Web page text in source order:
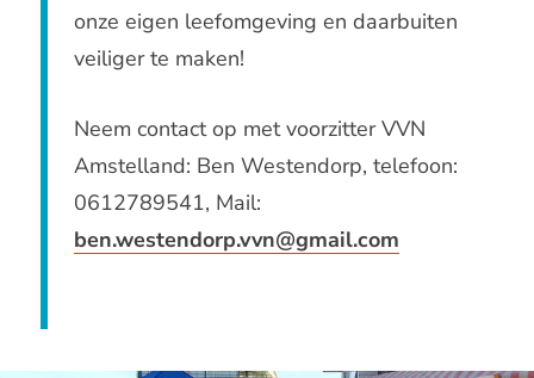
onze eigen leefomgeving en daarbuiten
veiliger te maken!
Neem contact op met voorzitter VVN
Amstelland: Ben Westendorp, telefoon:
0612789541, Mail:
ben.westendorp.vvn@gmail.com